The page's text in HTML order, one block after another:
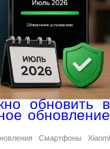
обновить в
обновление
Смартфоны
Xiaomi